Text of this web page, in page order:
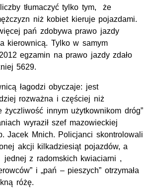
tłumaczyć tylko tym, że
niż kobiet kieruje pojazdami.
pań zdobywa prawo jazdy
kierownicą. Tylko w samym
egzamin na prawo jazdy zdało
5629.
łagodzi obyczaje: jest
rozważna i częściej niż
życzliwość innym użytkownikom dróg”
wyraził szef mazowieckiej
Jacek Mnich. Policjanci skontrolowali
akcji kilkadziesiąt pojazdów, a
z radomskich kwiaciarni ,
i „pań – pieszych” otrzymała
różę.